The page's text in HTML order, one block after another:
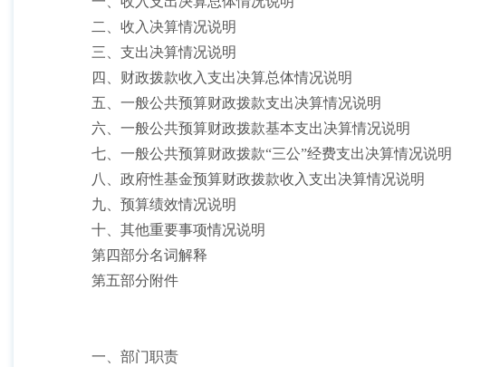
二、收入决算情况说明
三、支出决算情况说明
四、财政拨款收入支出决算总体情况说明
五、一般公共预算财政拨款支出决算情况说明
六、一般公共预算财政拨款基本支出决算情况说明
七、一般公共预算财政拨款“三公”经费支出决算情况说明
八、政府性基金预算财政拨款收入支出决算情况说明
九、预算绩效情况说明
十、其他重要事项情况说明
第四部分名词解释
第五部分附件
一、部门职责